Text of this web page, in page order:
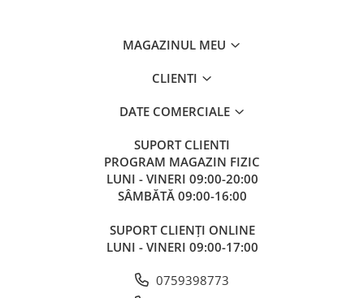
MAGAZINUL MEU
CLIENTI
DATE COMERCIALE
SUPORT CLIENTI
PROGRAM MAGAZIN FIZIC
LUNI - VINERI 09:00-20:00
SÂMBĂTĂ 09:00-16:00
SUPORT CLIENȚI ONLINE
LUNI - VINERI 09:00-17:00
0759398773